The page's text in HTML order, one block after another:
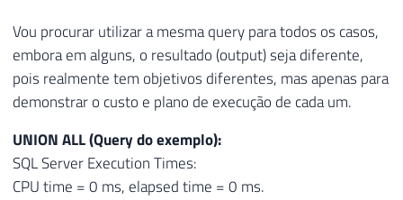
Vou procurar utilizar a mesma query para todos os casos,
embora em alguns, o resultado (output) seja diferente,
pois realmente tem objetivos diferentes, mas apenas para
demonstrar o custo e plano de execução de cada um.
UNION ALL (Query do exemplo):
SQL Server Execution Times:
CPU time = 0 ms, elapsed time = 0 ms.